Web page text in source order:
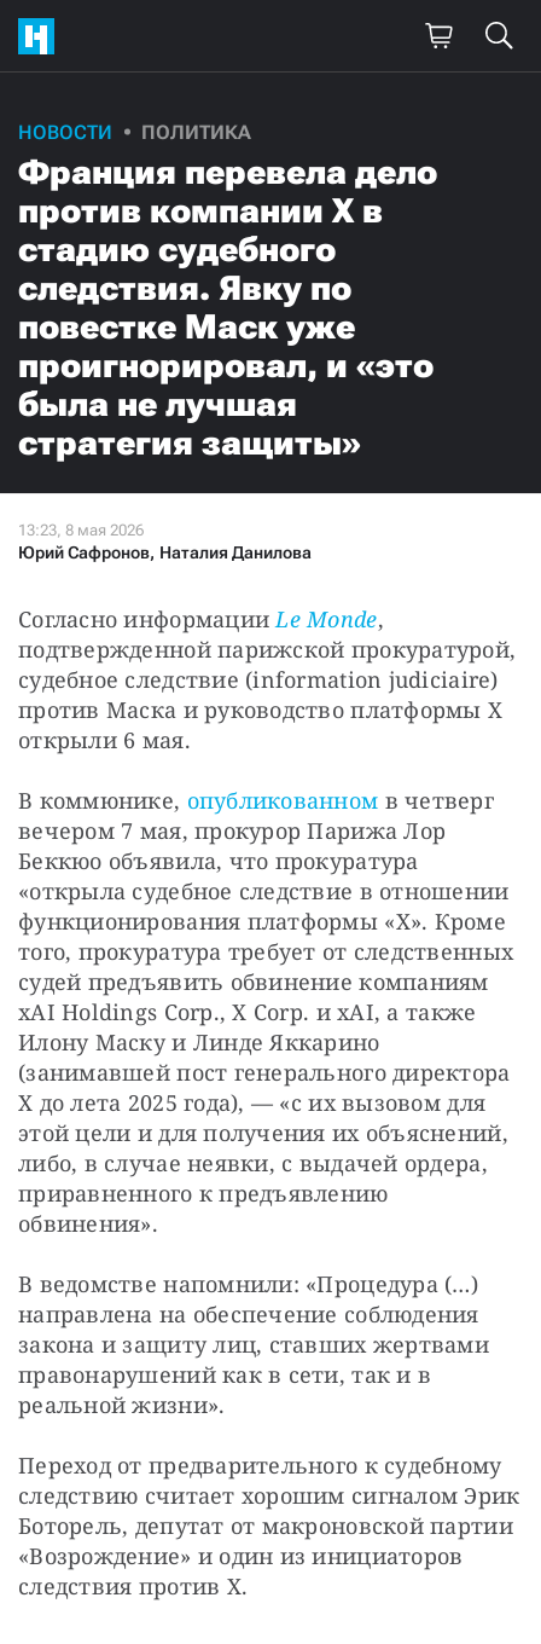
НОВОСТИ ПОЛИТИКА
Франция перевела дело
против компании X в
стадию судебного
следствия. Явку по
повестке Маск уже
проигнорировал, и «это
была не лучшая
стратегия защиты»
Юрий Сафронов, Наталия Данилова
Согласно информации Le Monde,
подтвержденной парижской прокуратурой,
судебное следствие (information judiciaire)
против Маска и руководство платформы X
открыли 6 мая.
В коммюнике, опубликованном в четверг
вечером 7 мая, прокурор Парижа Лор
Беккюо объявила, что прокуратура
«открыла судебное следствие в отношении
функционирования платформы «X». Кроме
того, прокуратура требует от следственных
судей предъявить обвинение компаниям
xAI Holdings Corp., X Corp. и xAI, а также
Илону Маску и Линде Яккарино
(занимавшей пост генерального директора
Х до лета 2025 года), — «с их вызовом для
этой цели и для получения их объяснений,
либо, в случае неявки, с выдачей ордера,
приравненного к предъявлению
обвинения».
В ведомстве напомнили: «Процедура (…)
направлена на обеспечение соблюдения
закона и защиту лиц, ставших жертвами
правонарушений как в сети, так и в
реальной жизни».
Переход от предварительного к судебному
следствию считает хорошим сигналом Эрик
Боторель, депутат от макроновской партии
«Возрождение» и один из инициаторов
следствия против X.
Поддержите
нашу работу!
Ежемесячно Разово
3000
500 300
СТАТЬ СОУЧАСТНИКОМ
Если у вас есть вопросы, пишите donate@novayagazeta.ru
звоните:
+7 (929) 612-03-68